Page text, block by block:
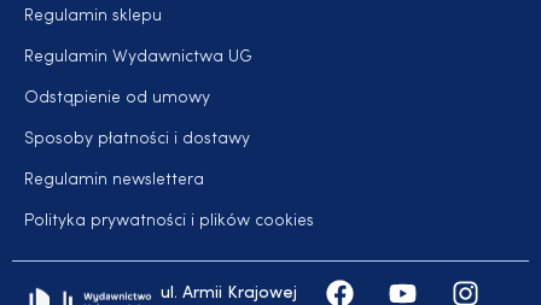
Regulamin sklepu
Regulamin Wydawnictwa UG
Odstąpienie od umowy
Sposoby płatności i dostawy
Regulamin newslettera
Polityka prywatności i plików cookies
ul. Armii Krajowej